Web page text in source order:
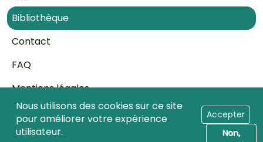
Bibliothèque
Contact
FAQ
Mentions légales
Transparence
Accès professionnels de la santé
Nous utilisons des cookies sur ce site
pour améliorer votre expérience
utilisateur.
Accepter
Non,